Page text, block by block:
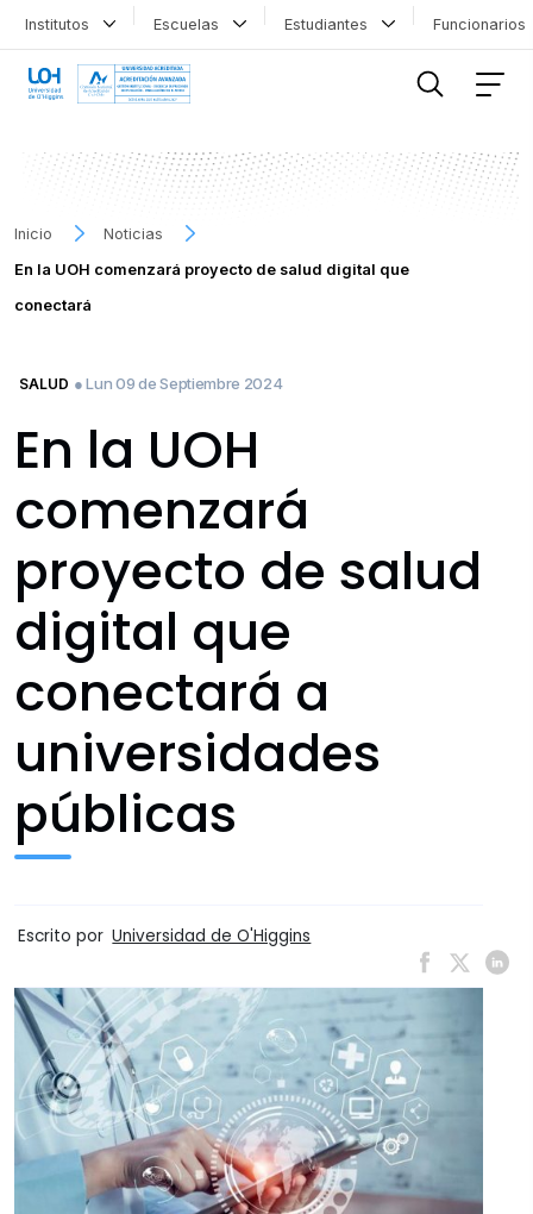
Institutos Escuelas Estudiantes
Inicio
Noticias
En la UOH comenzará proyecto de salud digital que
conectará
SALUD ● Lun 09 de Septiembre 2024
En la UOH
comenzará
proyecto de salud
digital que
conectará a
universidades
públicas
Escrito por Universidad de O'Higgins